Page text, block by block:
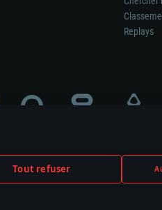
Tout refuser
Replays
du jeu, le sponsoring ou à
owners.